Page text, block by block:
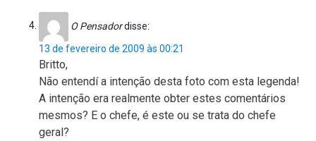
O Pensadordisse:
13 de fevereiro de 2009 às 00:21
Britto,
Não entendí a intenção desta foto com esta legenda!
A intenção era realmente obter estes comentários
mesmos? E o chefe, é este ou se trata do chefe
geral?